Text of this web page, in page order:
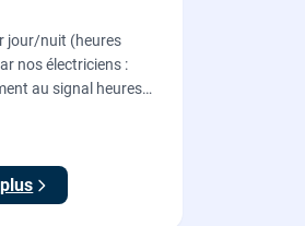
jour/nuit (heures
nos électriciens :
au signal heures